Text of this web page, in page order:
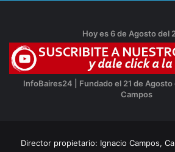
Hoy es 6 de Agosto del
InfoBaires24 | Fundado el 21 de
Campos
Director propietario: Ignacio Campos,